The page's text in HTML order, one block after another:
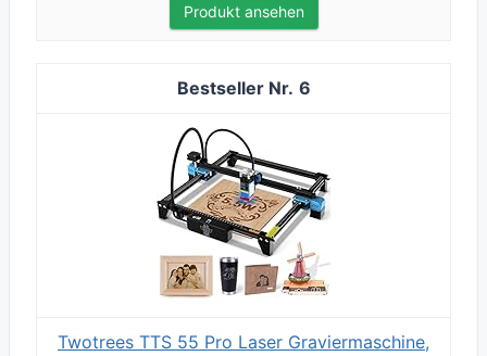
Produkt ansehen
6
Twotrees TTS 55 Pro Laser Graviermaschine,